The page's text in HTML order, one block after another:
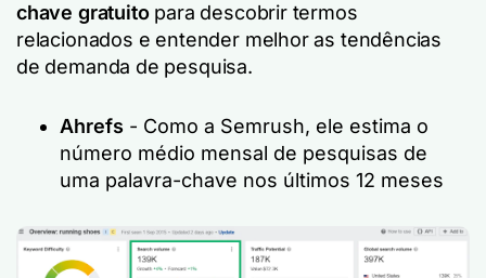
chave gratuitopara descobrir termos
relacionados e entender melhor as tendências
de demanda de pesquisa.
Ahrefs - Como a Semrush, ele estima o
número médio mensal de pesquisas de
uma palavra-chave nos últimos 12 meses